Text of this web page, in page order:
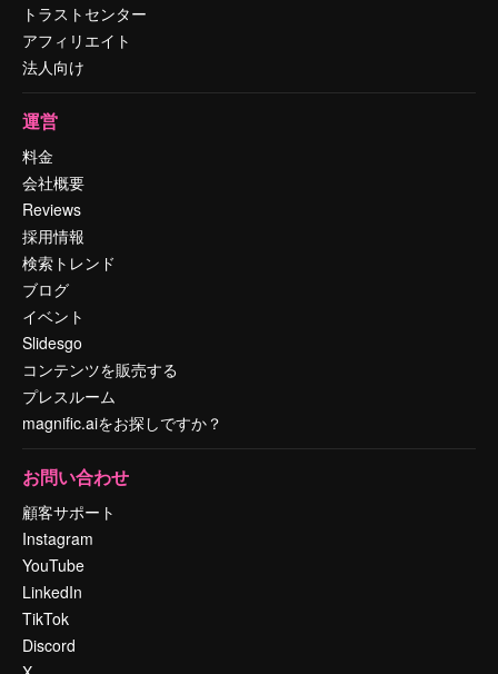
トラストセンター
アフィリエイト
法人向け
運営
料金
会社概要
Reviews
採用情報
検索トレンド
ブログ
イベント
Slidesgo
コンテンツを販売する
プレスルーム
magnific.aiをお探しですか？
お問い合わせ
顧客サポート
Instagram
YouTube
LinkedIn
TikTok
Discord